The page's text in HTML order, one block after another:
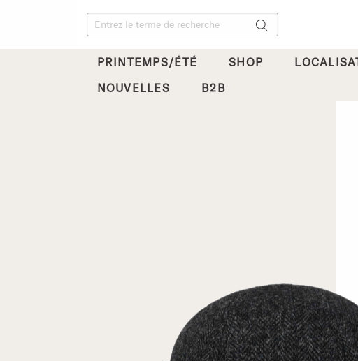
PRINTEMPS/ÉTÉ SHOP
NOUVELLES
B2B